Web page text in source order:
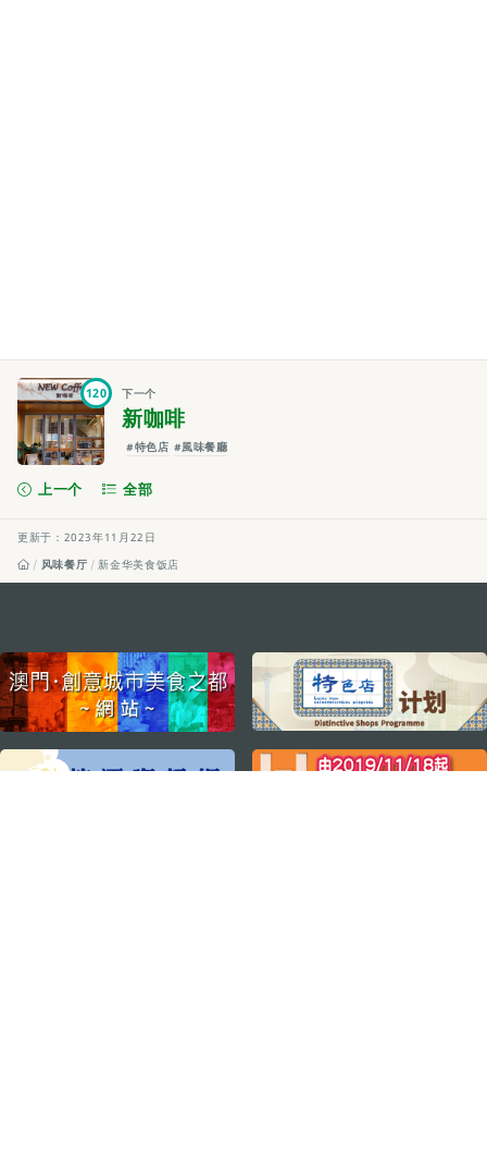
120 下一个
新咖啡
#特色店 #風味餐廳
上一个 全部
更新于：2023年11月22日
风味餐厅
新金华美食饭店
external links